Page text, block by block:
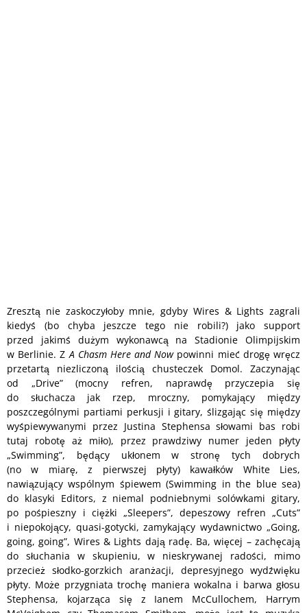
Zresztą nie zaskoczyłoby mnie, gdyby Wires & Lights zagrali
kiedyś (bo chyba jeszcze tego nie robili?) jako support
przed jakimś dużym wykonawcą na Stadionie Olimpijskim
w Berlinie. Z A Chasm Here and Nowpowinni mieć drogę wręcz
przetartą niezliczoną ilością chusteczek Domol. Zaczynając
od „Drive” (mocny refren, naprawdę przyczepia się
do słuchacza jak rzep, mroczny, pomykający między
poszczególnymi partiami perkusji i gitary, ślizgając się między
wyśpiewywanymi przez Justina Stephensa słowami bas robi
tutaj robotę aż miło), przez prawdziwy numer jeden płyty
„Swimming”, będący ukłonem w stronę tych dobrych
(no w miarę, z pierwszej płyty) kawałków White Lies,
nawiązujący wspólnym śpiewem (Swimming in the blue sea)
do klasyki Editors, z niemal podniebnymi solówkami gitary,
po pośpieszny i ciężki „Sleepers”, depeszowy refren „Cuts”
i niepokojący, quasi-gotycki, zamykający wydawnictwo „Going,
going, going”, Wires & Lights dają radę. Ba, więcej – zachęcają
do słuchania w skupieniu, w nieskrywanej radości, mimo
przecież słodko-gorzkich aranżacji, depresyjnego wydźwięku
płyty. Może przygniata trochę maniera wokalna i barwa głosu
Stephensa, kojarząca się z Ianem McCullochem, Harrym